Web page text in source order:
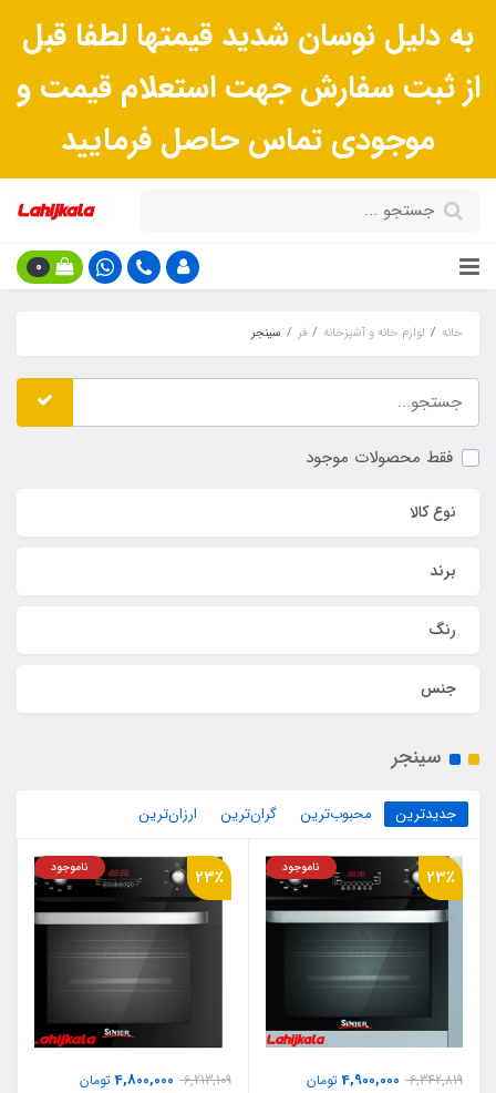
به دلیل نوسان شدید قیمتها لطفا قبل
از ثبت سفارش جهت استعلام قیمت و
موجودی تماس حاصل فرمایید
0
خانه لوازم خانه و آشپزخانه فر سینجر
فقط محصولات موجود
نوع کالا
برند
رنگ
جنس
سینجر
جدیدترین محبوب‌ترین گران‌ترین ارزان‌ترین
23٪
6,342,819
4,900,000تومان
ناموجود 23٪
6,213,109
4,800,000تومان
ناموجود